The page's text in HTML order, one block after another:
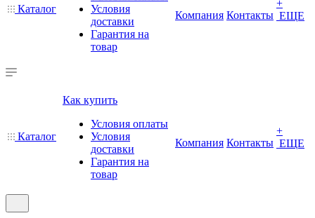
Каталог
Условия
доставки
Гарантия на
товар
Компания Контакты
+
ЕЩЕ
Каталог
Как купить
Условия оплаты
Условия
доставки
Гарантия на
товар
Компания Контакты
+
ЕЩЕ